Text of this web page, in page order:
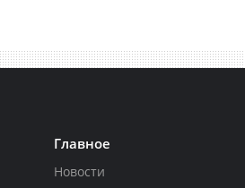
Главное
Новости